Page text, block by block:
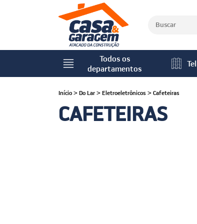
Todos os
departamentos
Início > Do Lar > Eletroeletrônicos > Cafeteiras
CAFETEIRAS